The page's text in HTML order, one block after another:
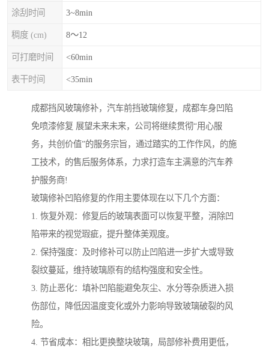
涂刮时间 3~8min
稠度 (cm) 8～12
可打磨时间 <60min
表干时间 <35min
成都挡风玻璃修补，汽车前挡玻璃修复，成都车身凹陷
免喷漆修复 展望未来未来，公司将继续贯彻“用心服
务，共创价值”的服务宗旨，通过踏实的工作作风，的施
工技术，的售后服务体系，力求打造车主满意的汽车养
护服务商!
玻璃修补凹陷修复的作用主要体现在以下几个方面：
1. 恢复外观：修复后的玻璃表面可以恢复平整，消除凹
陷带来的视觉瑕疵，提升整体美观度。
2. 保持强度：及时修补可以防止凹陷进一步扩大或导致
裂纹蔓延，维持玻璃原有的结构强度和安全性。
3. 防止恶化：填补凹陷能避免灰尘、水分等杂质进入损
伤部位，降低因温度变化或外力影响导致玻璃破裂的风
险。
4. 节省成本：相比更换整块玻璃，局部修补费用更低，